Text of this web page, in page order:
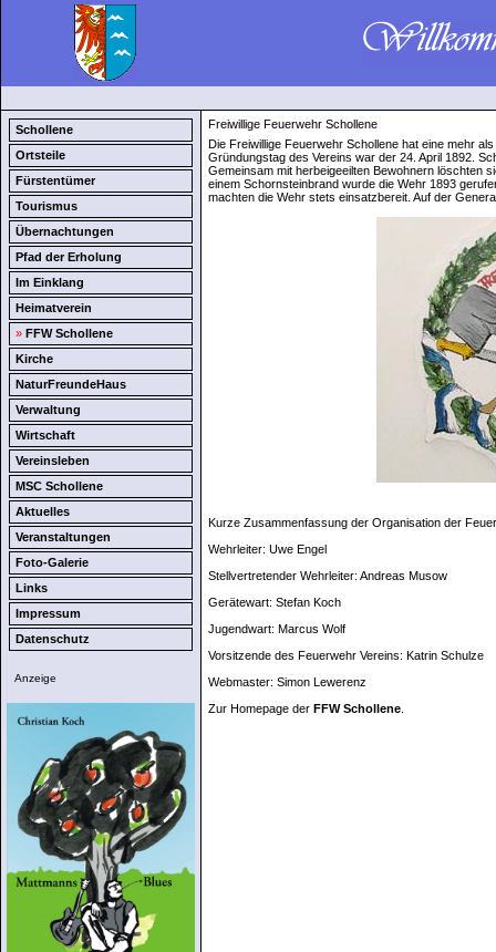
Schollene
Ortsteile
Fürstentümer
Tourismus
Übernachtungen
Pfad der Erholung
Im Einklang
Heimatverein
» FFW Schollene
Kirche
NaturFreundeHaus
Verwaltung
Wirtschaft
Vereinsleben
MSC Schollene
Aktuelles
Veranstaltungen
Foto-Galerie
Links
Impressum
Datenschutz
Anzeige
Freiwillige Feuerwehr Schollene
Die Freiwillige Feuerwehr Schollene hat eine mehr
Gründungstag des Vereins war der 24. April 1892.
Gemeinsam mit herbeigeeilten Bewohnern löschten
einem Schornsteinbrand wurde die Wehr 1893
machten die Wehr stets einsatzbereit. Auf der
Kurze Zusammenfassung der Organisation der
Wehrleiter: Uwe Engel
Stellvertretender Wehrleiter: Andreas Musow
Gerätewart: Stefan Koch
Jugendwart: Marcus Wolf
Vorsitzende des Feuerwehr Vereins: Katrin Schulze
Webmaster: Simon Lewerenz
Zur Homepage der FFW Schollene